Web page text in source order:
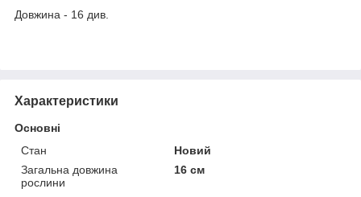
Довжина - 16 див.
Характеристики
Основні
Стан
Новий
Загальна довжина
рослини
16 см